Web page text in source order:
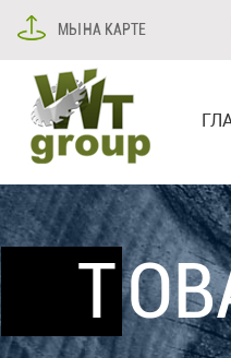
МЫ НА КАРТЕ